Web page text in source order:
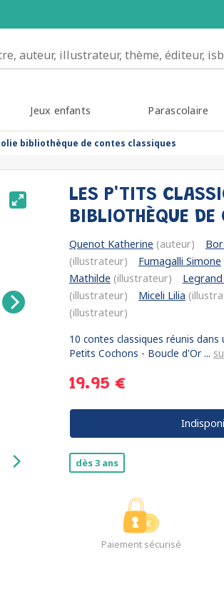
Jeux enfants Parascolaire
bibliothèque de contes classiques
LES P'TITS
BIBLIOTHÈQUE DE
Quenot Katherine (auteur)
(illustrateur)
Fumagalli Simone
Mathilde (illustrateur)
(illustrateur)
Miceli Lilia
(illustrateur)
10 contes classiques réunis
Petits Cochons - Boucle d'Or ...
19.95 €
dès 3 ans
Paiement sécurisé